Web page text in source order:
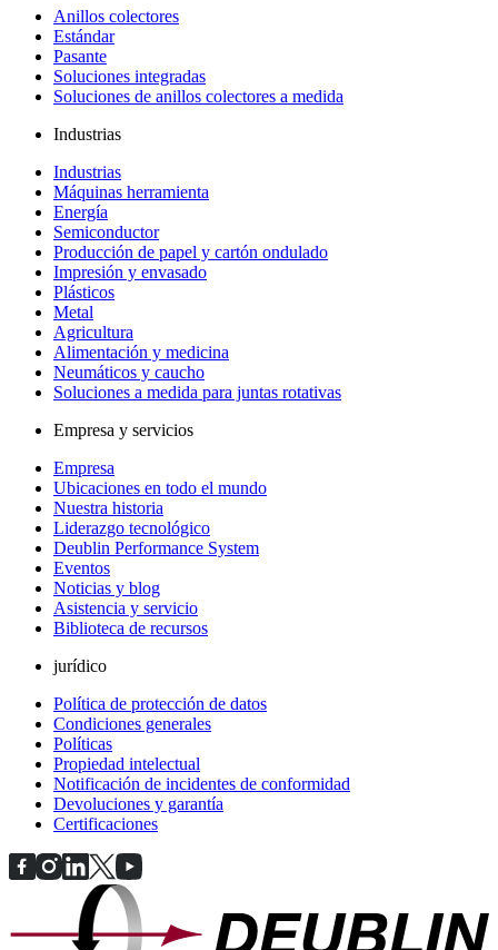
Anillos colectores
Estándar
Pasante
Soluciones integradas
Soluciones de anillos colectores a medida
Industrias
Industrias
Máquinas herramienta
Energía
Semiconductor
Producción de papel y cartón ondulado
Impresión y envasado
Plásticos
Metal
Agricultura
Alimentación y medicina
Neumáticos y caucho
Soluciones a medida para juntas rotativas
Empresa y servicios
Empresa
Ubicaciones en todo el mundo
Nuestra historia
Liderazgo tecnológico
Deublin Performance System
Eventos
Noticias y blog
Asistencia y servicio
Biblioteca de recursos
jurídico
Política de protección de datos
Condiciones generales
Políticas
Propiedad intelectual
Notificación de incidentes de conformidad
Devoluciones y garantía
Certificaciones